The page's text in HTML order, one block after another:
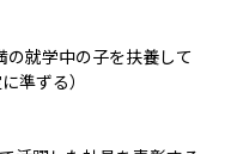
就学中の子を扶養して
準ずる）